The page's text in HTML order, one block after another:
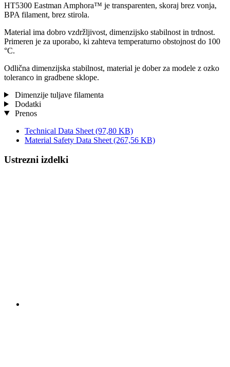
HT5300 Eastman Amphora™ je transparenten, skoraj brez vonja,
BPA filament, brez stirola.
Material ima dobro vzdržljivost, dimenzijsko stabilnost in trdnost.
Primeren je za uporabo, ki zahteva temperaturno obstojnost do 100
°C.
Odlična dimenzijska stabilnost, material je dober za modele z ozko
toleranco in gradbene sklope.
Dimenzije tuljave filamenta
Dodatki
Prenos
Technical Data Sheet (97,80 KB)
Material Safety Data Sheet (267,56 KB)
Ustrezni izdelki